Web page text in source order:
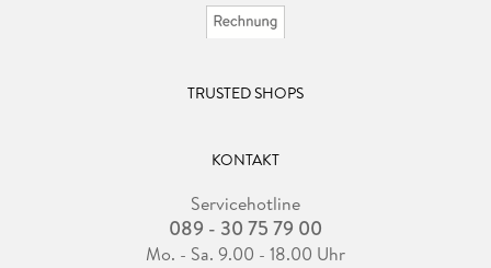
TRUSTED SHOPS
KONTAKT
Servicehotline
089 - 30 75 79 00
Mo. - Sa. 9.00 - 18.00 Uhr